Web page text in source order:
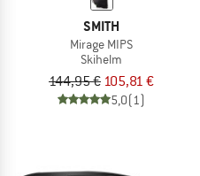
SMITH
Mirage MIPS
Skihelm
144,95 € 105,81 €
5,0(1)